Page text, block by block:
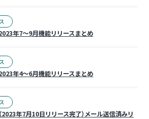
年7～9月機能リリースまとめ
年4～6月機能リリースまとめ
2023年7月10日リリース完了）メール送信済みリ